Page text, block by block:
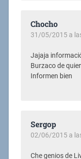
Chocho
31/05/2015 a
Jajaja
Burzaco de
Informen bien
Sergop
02/06/2015 a
Che genios de